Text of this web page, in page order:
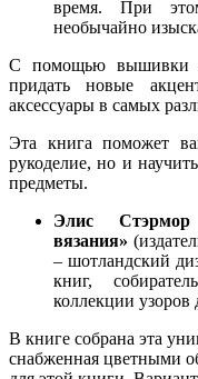
время. При
необычайно
С помощью вышивки
придать новые
аксессуары в самых
Эта книга поможет
рукоделие, но и
предметы.
Элис Стэрмор
вязания»
– шотландский
книг,
коллекции узоров
В книге собрана эта
снабженная цветными